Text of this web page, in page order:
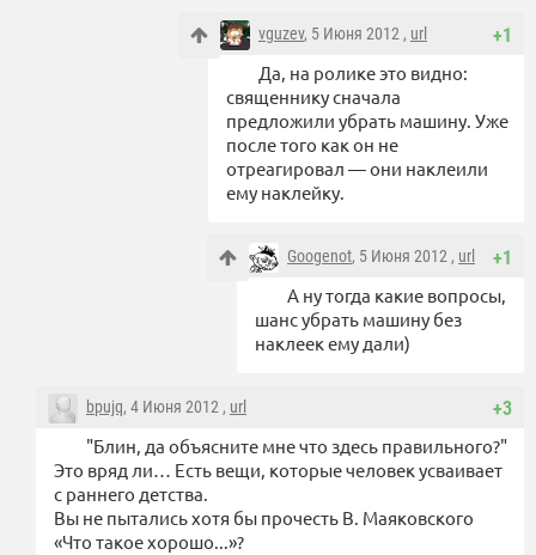
+1
vguzev, 5 Июня 2012 , url
Да, на ролике это видно:
священнику сначала
предложили убрать машину. Уже
после того как он не
отреагировал — они наклеили
ему наклейку.
+1
Googenot, 5 Июня 2012 , url
А ну тогда какие вопросы,
шанс убрать машину без
наклеек ему дали)
+3
bpujq, 4 Июня 2012 , url
"​Блин, да объясните мне что здесь правильного?"
Это вряд ли… Есть вещи, которые человек усваивает
с раннего детства.
Вы не пытались хотя бы прочесть В. Маяковского
«Что такое хорошо...»?